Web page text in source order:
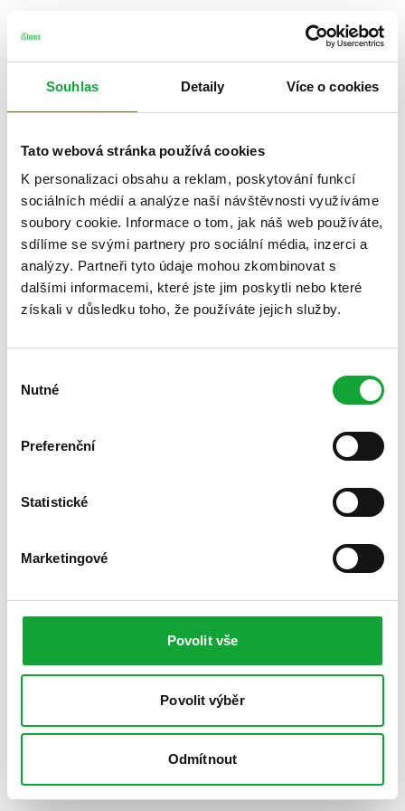
Souhlas Detaily Více o cookies
Tato webová stránka používá cookies
K personalizaci obsahu a reklam, poskytování funkcí
sociálních médií a analýze naší návštěvnosti využíváme
soubory cookie. Informace o tom, jak náš web používáte,
sdílíme se svými partnery pro sociální média, inzerci a
analýzy. Partneři tyto údaje mohou zkombinovat s
dalšími informacemi, které jste jim poskytli nebo které
získali v důsledku toho, že používáte jejich služby.
souhlasu
Nutné
Preferenční
Statistické
Marketingové
Povolit vše
Povolit výběr
Odmítnout